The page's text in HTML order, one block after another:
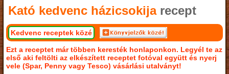
Kató kedvenc házicsokijarecept
Kedvenc receptek közé
Ezt a receptet már többen keresték honlaponkon. Legyél te az
első aki feltölti az elkészített receptet fotóval együtt és nyerj
vele (Spar, Penny vagy Tesco) vásárlási utalványt!